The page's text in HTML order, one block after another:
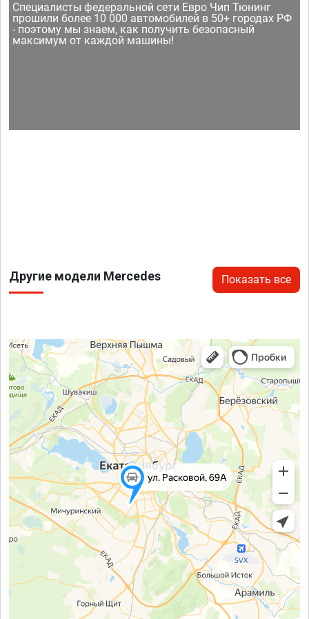
Специалисты федеральной сети Евро Чип Тюнинг
прошили более 10 000 автомобилей в 50+ городах РФ
- поэтому мы знаем, как получить безопасный
максимум от каждой машины!
Другие модели Mercedes Показать все